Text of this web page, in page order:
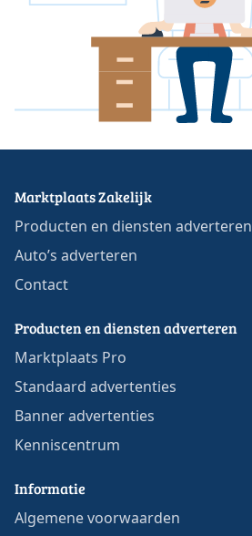
Marktplaats Zakelijk
Producten en diensten adverteren
Auto’s adverteren
Contact
Producten en diensten adverteren
Marktplaats Pro
Standaard advertenties
Banner advertenties
Kenniscentrum
Informatie
Algemene voorwaarden